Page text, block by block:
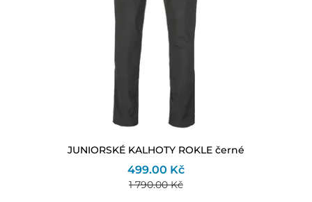
JUNIORSKÉ KALHOTY ROKLE černé
499.00 Kč
1 790.00 Kč